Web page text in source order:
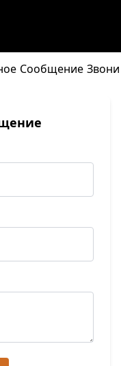
Сообщение Звони